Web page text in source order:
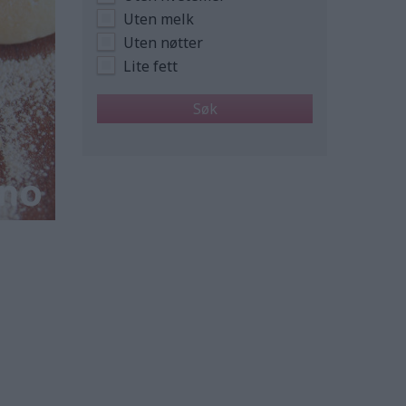
Uten melk
Uten nøtter
Lite fett